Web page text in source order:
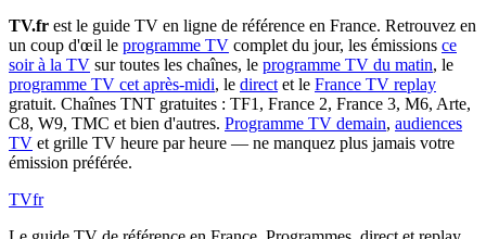
TV.fr est le guide TV en ligne de référence en France. Retrouvez en
un coup d'œil le programme TV complet du jour, les émissions ce
soir à la TV sur toutes les chaînes, le programme TV du matin, le
programme TV cet après-midi, le direct et le France TV replay
gratuit. Chaînes TNT gratuites : TF1, France 2, France 3, M6, Arte,
C8, W9, TMC et bien d'autres. Programme TV demain, audiences
TV et grille TV heure par heure — ne manquez plus jamais votre
émission préférée.
TVfr